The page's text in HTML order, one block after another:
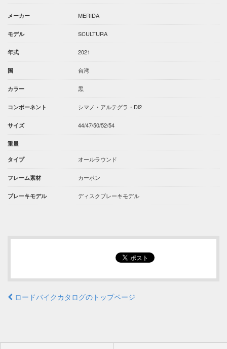
メーカー MERIDA
モデル SCULTURA
年式 2021
国 台湾
カラー 黒
コンポーネント シマノ・アルテグラ・Di2
サイズ 44/47/50/52/54
重量
タイプ オールラウンド
フレーム素材 カーボン
ブレーキモデル ディスクブレーキモデル
ロードバイクカタログのトップページ